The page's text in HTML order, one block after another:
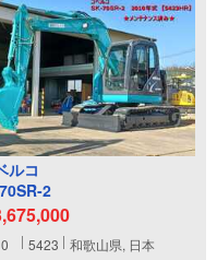
ルコ
2
5423 和歌山県, 日本